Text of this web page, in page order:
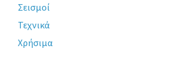
Σεισμοί
Τεχνικά
Χρήσιμα